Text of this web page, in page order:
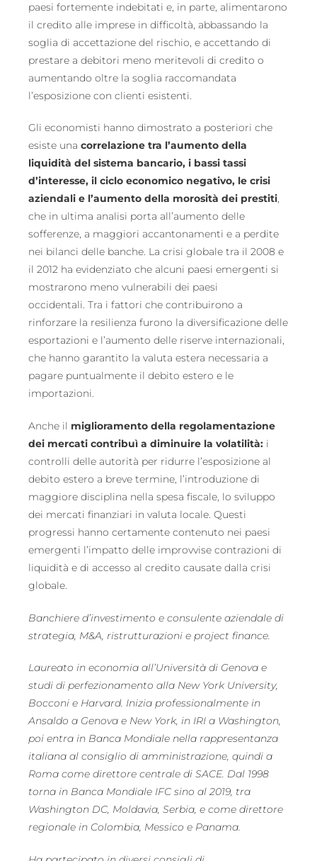
paesi fortemente indebitati e, in parte, alimentarono
il credito alle imprese in difficoltà, abbassando la
soglia di accettazione del rischio, e accettando di
prestare a debitori meno meritevoli di credito o
aumentando oltre la soglia raccomandata
l’esposizione con clienti esistenti.
Gli economisti hanno dimostrato a posteriori che
esiste unacorrelazione tra l’aumento della
liquidità del sistema bancario, i bassi tassi
d’interesse, il ciclo economico negativo, le crisi
aziendali e l’aumento della morosità dei prestiti,
che in ultima analisi porta all’aumento delle
sofferenze, a maggiori accantonamenti e a perdite
nei bilanci delle banche. La crisi globale tra il 2008 e
il 2012 ha evidenziato che alcuni paesi emergenti si
mostrarono meno vulnerabili dei paesi
occidentali. Tra i fattori che contribuirono a
rinforzare la resilienza furono la diversificazione delle
esportazioni e l’aumento delle riserve internazionali,
che hanno garantito la valuta estera necessaria a
pagare puntualmente il debito estero e le
importazioni.
Anche il miglioramento della regolamentazione
dei mercati contribuì a diminuire la volatilità: i
controlli delle autorità per ridurre l’esposizione al
debito estero a breve termine, l’introduzione di
maggiore disciplina nella spesa fiscale, lo sviluppo
dei mercati finanziari in valuta locale. Questi
progressi hanno certamente contenuto nei paesi
emergenti l’impatto delle improvvise contrazioni di
liquidità e di accesso al credito causate dalla crisi
globale.
Banchiere d’investimento e consulente aziendale di
strategia, M&A, ristrutturazioni e project finance.
Laureato in economia all’Università di Genova e
studi di perfezionamento alla New York University,
Bocconi e Harvard. Inizia professionalmente in
Ansaldo a Genova e New York, in IRI a Washington,
poi entra in Banca Mondiale nella rappresentanza
italiana al consiglio di amministrazione, quindi a
Roma come direttore centrale di SACE. Dal 1998
torna in Banca Mondiale IFC sino al 2019, tra
Washington DC, Moldavia, Serbia, e come direttore
regionale in Colombia, Messico e Panama.